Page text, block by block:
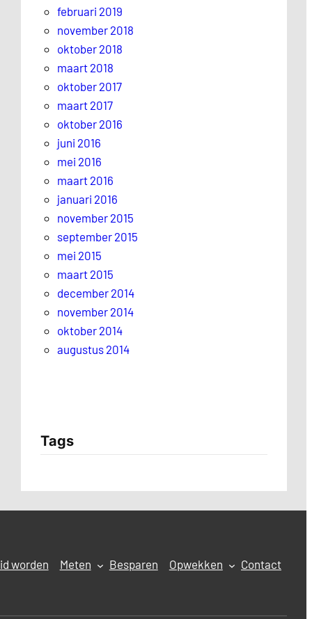
februari 2019
november 2018
oktober 2018
maart 2018
oktober 2017
maart 2017
oktober 2016
juni 2016
mei 2016
maart 2016
januari 2016
november 2015
september 2015
mei 2015
maart 2015
december 2014
november 2014
oktober 2014
augustus 2014
Tags
worden Meten Besparen Opwekken Contact